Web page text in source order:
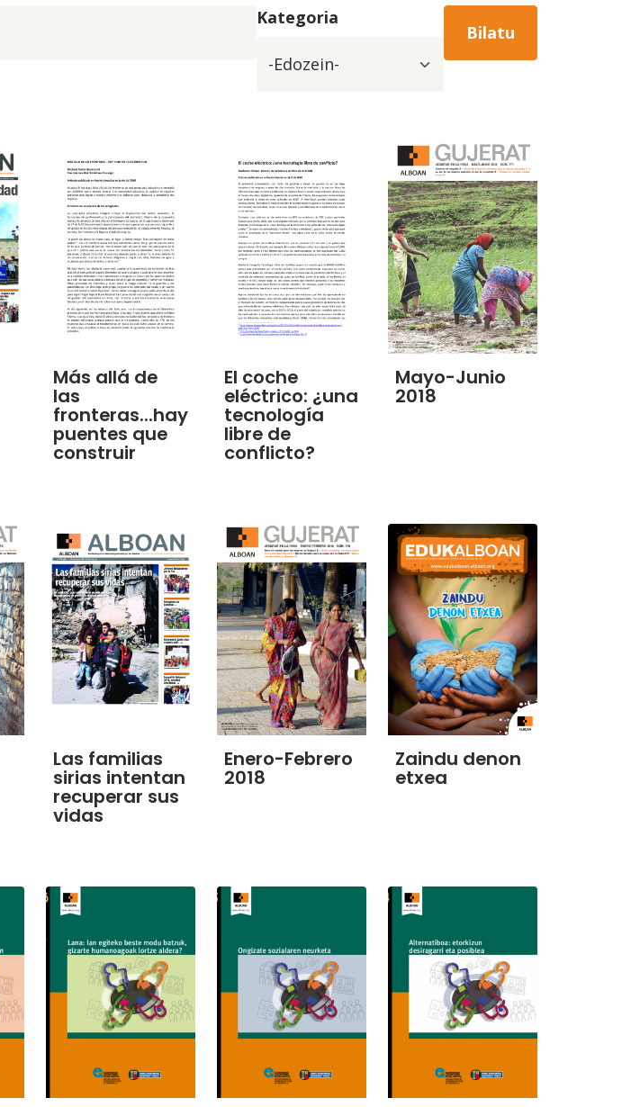
Kategoria
Más allá de
las
fronteras...hay
puentes que
construir
El coche
eléctrico: ¿una
tecnología
libre de
conflicto?
Mayo-Junio
2018
Las familias
sirias intentan
recuperar sus
vidas
Enero-Febrero
2018
Zaindu denon
etxea